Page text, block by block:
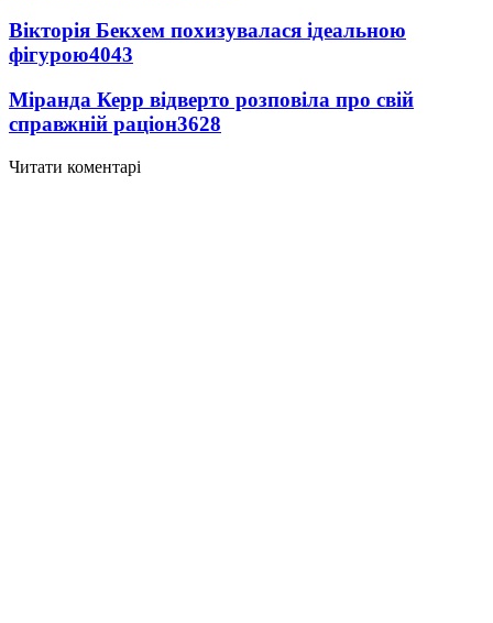
Вікторія Бекхем похизувалася ідеальною
фігурою4043
Міранда Керр відверто розповіла про свій
справжній раціон3628
Читати коментарі